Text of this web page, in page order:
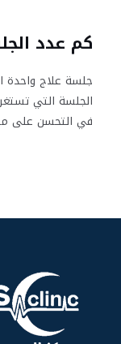
كم عدد
جلسة علاج واحدة
في التحسن على مدار 3 – 6 اشهر وتستمر لغاية